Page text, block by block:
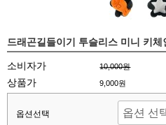
드래곤길들이기 투슬리스 미니 키체
소비자가 10,000원
상품가 9,000원
옵션선택